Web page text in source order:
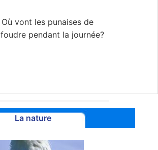
Où vont les punaises de
foudre pendant la journée?
La nature